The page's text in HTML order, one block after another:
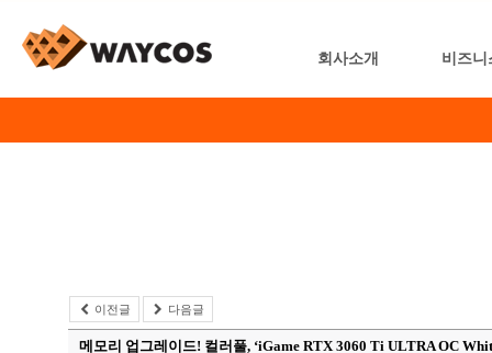
회사소개 비즈니
이전글 다음글
메모리 업그레이드! 컬러풀, ‘iGame RTX 3060 Ti ULTRA OC